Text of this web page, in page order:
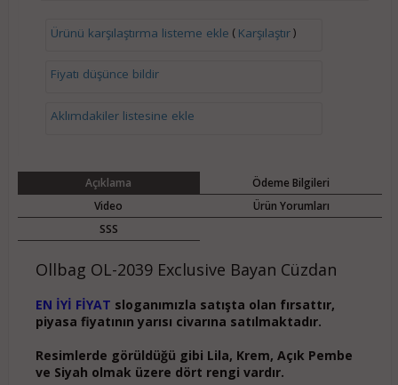
Ürünü karşılaştırma listeme ekle ( Karşılaştır)
Fiyatı düşünce bildir
Aklımdakiler listesine ekle
Açıklama
Ödeme Bilgileri
Video
Ürün Yorumları
SSS
Ollbag OL-2039 Exclusive Bayan Cüzdan
EN İYİ FİYAT sloganımızla satışta olan fırsattır,
piyasa fiyatının yarısı civarına satılmaktadır.
Resimlerde görüldüğü gibi Lila, Krem, Açık Pembe
ve Siyah olmak üzere dört rengi vardır.